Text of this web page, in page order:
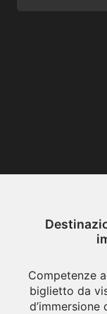
Competenze
biglietto da